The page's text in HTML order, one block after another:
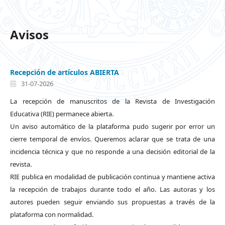
Avisos
Recepción de artículos ABIERTA
31-07-2026
La recepción de manuscritos de la Revista de Investigación
Educativa (RIE) permanece abierta.
Un aviso automático de la plataforma pudo sugerir por error un
cierre temporal de envíos. Queremos aclarar que se trata de una
incidencia técnica y que no responde a una decisión editorial de la
revista.
RIE publica en modalidad de publicación continua y mantiene activa
la recepción de trabajos durante todo el año. Las autoras y los
autores pueden seguir enviando sus propuestas a través de la
plataforma con normalidad.